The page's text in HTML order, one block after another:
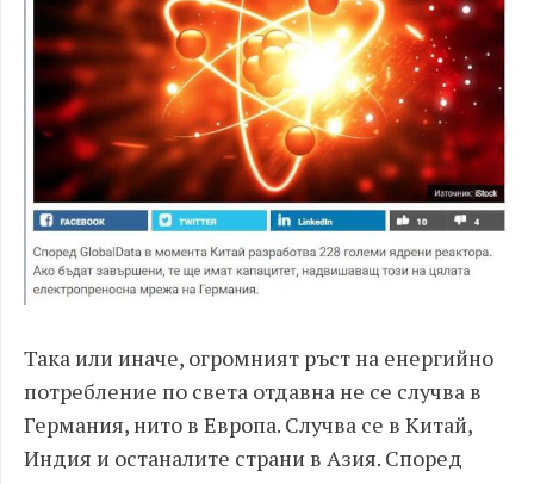
Така или иначе, огромният ръст на енергийно
потребление по света отдавна не се случва в
Германия, нито в Европа. Случва се в Китай,
Индия и останалите страни в Азия. Според